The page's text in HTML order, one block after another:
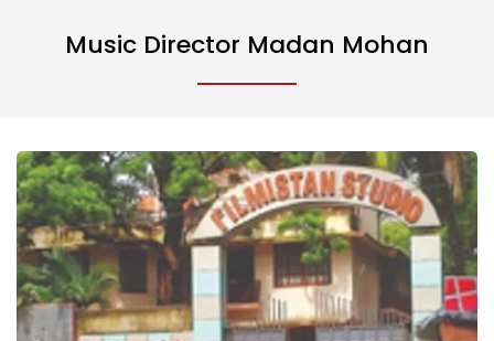
Music Director Madan Mohan